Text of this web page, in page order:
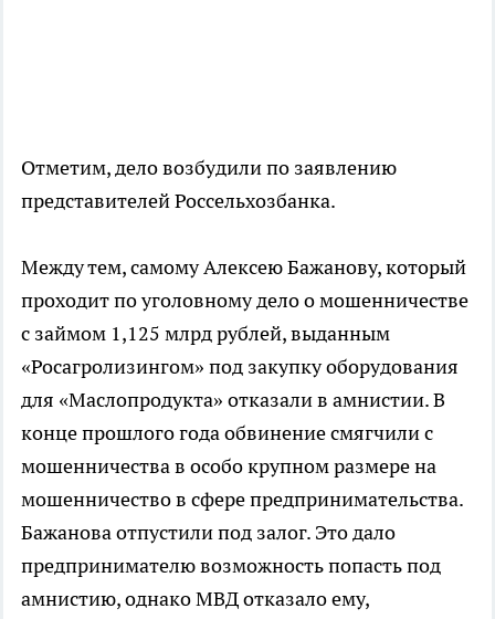
Отметим, дело возбудили по заявлению
представителей Россельхозбанка.
Между тем, самому Алексею Бажанову, который
проходит по уголовному дело о мошенничестве
с займом 1,125 млрд рублей, выданным
«Росагролизингом» под закупку оборудования
для «Маслопродукта» отказали в амнистии. В
конце прошлого года обвинение смягчили с
мошенничества в особо крупном размере на
мошенничество в сфере предпринимательства.
Бажанова отпустили под залог. Это дало
предпринимателю возможность попасть под
амнистию, однако МВД отказало ему,